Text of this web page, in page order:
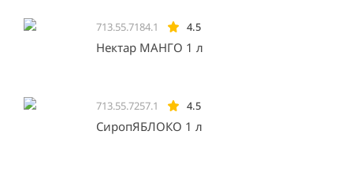
713.55.7184.1 4.5
Нектар МАНГО 1 л
713.55.7257.1 4.5
СиропЯБЛОКО 1 л